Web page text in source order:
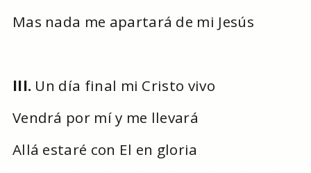
Mas nada me apartará de mi Jesús
III. Un día final mi Cristo vivo
Vendrá por mí y me llevará
Allá estaré con El en gloria